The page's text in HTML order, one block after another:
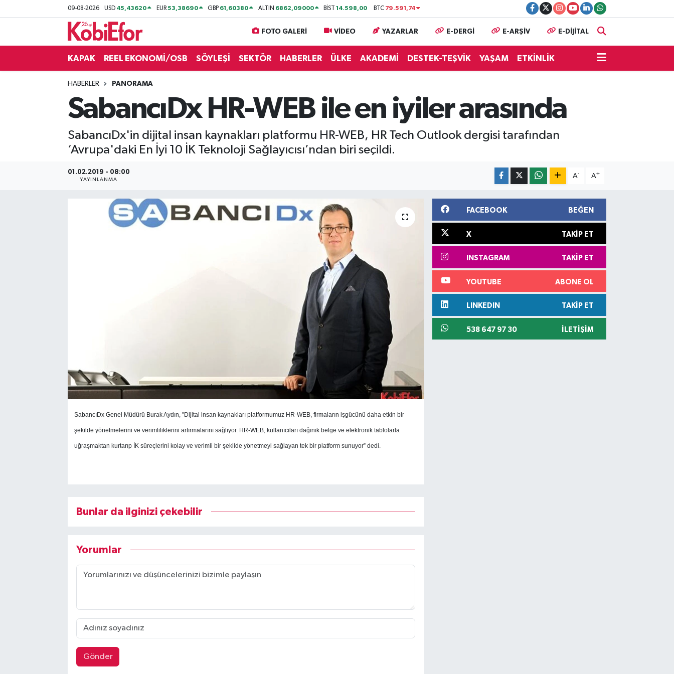
09-08-2026 USD 45,43620 EUR53,38690 GBP 61,60380 ALTIN 6862,09000 BİST14.598,00 BTC 79.591,74
FOTO GALERİ VİDEO YAZARLAR E-DERGİ E-ARŞİV E-DİJİTAL
KAPAK REEL EKONOMİ/OSB SÖYLEŞİ SEKTÖR HABERLER ÜLKE AKADEMİ DESTEK-TEŞVİK YAŞAM ETKİNLİK
HABERLER PANORAMA
SabancıDx HR-WEB ile en iyiler arasında
SabancıDx'in dijital insan kaynakları platformu HR-WEB, HR Tech Outlook dergisi tarafından
‘Avrupa'daki En İyi 10 İK Teknoloji Sağlayıcısı’ndan biri seçildi.
01.02.2019 - 08:00
YAYINLANMA
A- A+
SabancıDx Genel Müdürü Burak Aydın, "Dijital insan kaynakları platformumuz HR-WEB, firmaların işgücünü daha etkin bir
şekilde yönetmelerini ve verimliliklerini artırmalarını sağlıyor. HR-WEB, kullanıcıları dağınık belge ve elektronik tablolarla
uğraşmaktan kurtarıp İK süreçlerini kolay ve verimli bir şekilde yönetmeyi sağlayan tek bir platform sunuyor” dedi.
Bunlar da ilginizi çekebilir
Yorumlar
Gönder
FACEBOOK BEĞEN
X TAKIP ET
INSTAGRAM TAKIP ET
YOUTUBE ABONE OL
LINKEDIN TAKIP ET
538 647 97 30 İLETIŞIM
BİLİŞİM PANO